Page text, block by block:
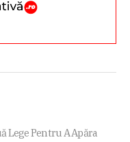
Lege Pentru A Apăra